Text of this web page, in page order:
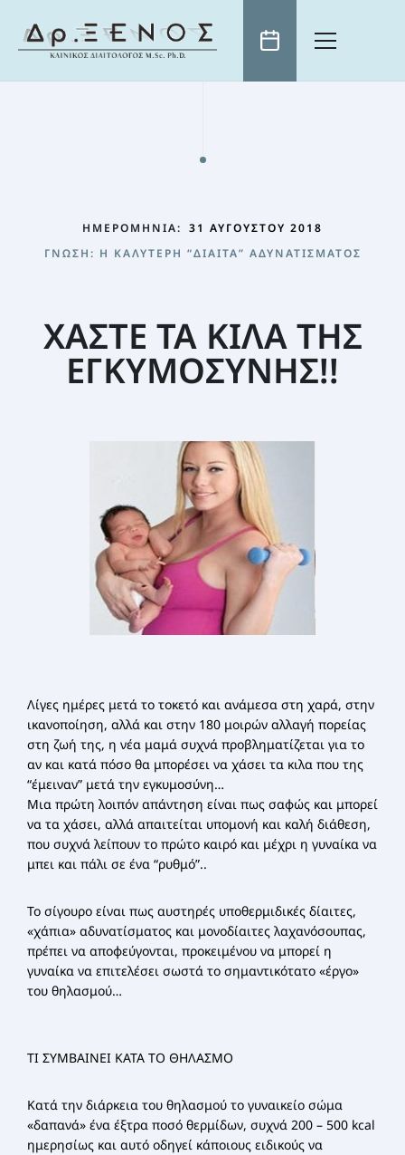
ΒΙΟΓΡΑΦΙΚΟ
ΕΠΙΚΑΙΡΌΤΗΤΑ
Η ΦΎΣΗ ΠΡΟΣΦΈΡΕΙ ΤΗ ΛΎΣΗ
ΠΑΙΔΊ ΚΑΙ ΔΙΑΤΡΟΦΉ
ΤΗΛΕΟΡΑΣΗ
ΧΡΗΣΙΜΑ
ΕΛΛΗΝΙΚΌ ΙΝΣΤΙΤΟΎΤΟ ΔΙΑΤΡΟΦΉΣ
ΗΜΕΡΟΜΗΝΊΑ: 31 ΑΥΓΟΎΣΤΟΥ 2018
ΓΝΏΣΗ: Η ΚΑΛΎΤΕΡΗ “ΔΊΑΙΤΑ” ΑΔΥΝΑΤΊΣΜΑΤΟΣ
ΧΑΣΤΕ ΤΑ ΚΙΛΑ ΤΗΣ
ΕΓΚΥΜΟΣΥΝΗΣ!!
Λίγες ημέρες μετά το τοκετό και ανάμεσα στη χαρά, στην
ικανοποίηση, αλλά και στην 180 μοιρών αλλαγή πορείας
στη ζωή της, η νέα μαμά συχνά προβληματίζεται για το
αν και κατά πόσο θα μπορέσει να χάσει τα κιλα που της
“έμειναν” μετά την εγκυμοσύνη…
Μια πρώτη λοιπόν απάντηση είναι πως σαφώς και μπορεί
να τα χάσει, αλλά απαιτείται υπομονή και καλή διάθεση,
που συχνά λείπουν το πρώτο καιρό και μέχρι η γυναίκα να
μπει και πάλι σε ένα “ρυθμό”..
Το σίγουρο είναι πως αυστηρές υποθερμιδικές δίαιτες,
«χάπια» αδυνατίσματος και μονοδίαιτες λαχανόσουπας,
πρέπει να αποφεύγονται, προκειμένου να μπορεί η
γυναίκα να επιτελέσει σωστά το σημαντικότατο «έργο»
του θηλασμού…
ΤΙ ΣΥΜΒΑΙΝΕΙ ΚΑΤΑ ΤΟ ΘΗΛΑΣΜΟ
Κατά την διάρκεια του θηλασμού το γυναικείο σώμα
«δαπανά» ένα έξτρα ποσό θερμίδων, συχνά 200 – 500 kcal
ημερησίως και αυτό οδηγεί κάποιους ειδικούς να